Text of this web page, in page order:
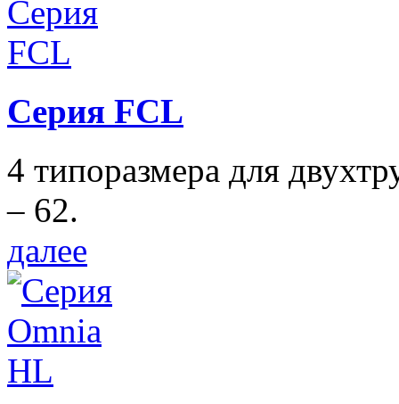
Серия FCL
4 типоразмера для
– 62.
далее